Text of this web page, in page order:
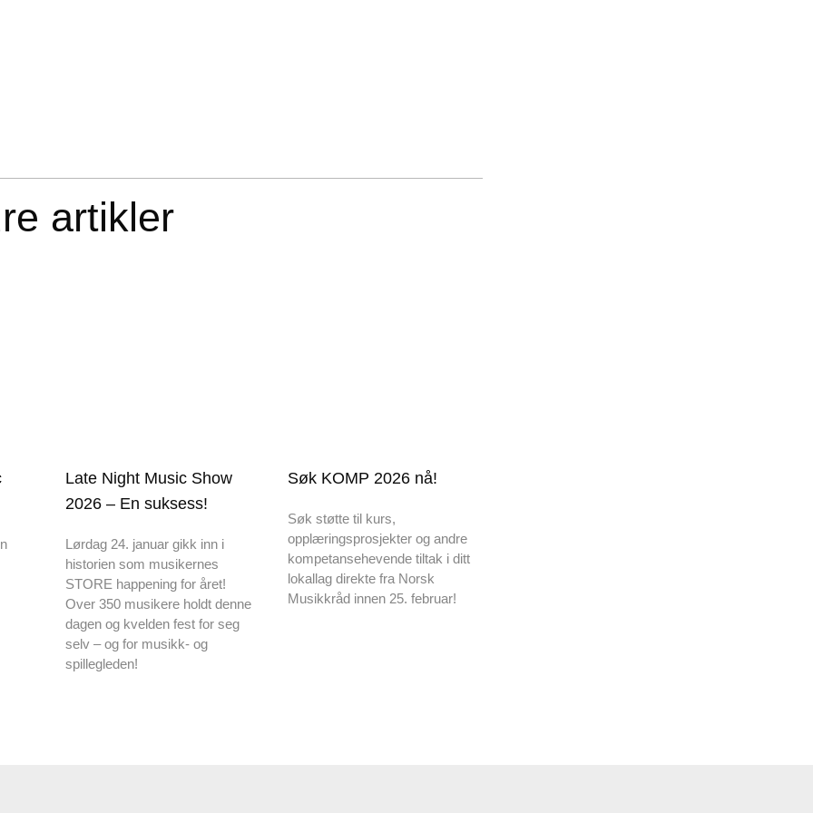
artikler
Late Night Music Show
2026 – En suksess!
Lørdag 24. januar gikk inn i
historien som musikernes
STORE happening for året!
Over 350 musikere holdt denne
dagen og kvelden fest for seg
selv – og for musikk- og
spillegleden!
Søk KOMP 2026 nå!
Søk støtte til kurs,
opplæringsprosjekter og andre
kompetansehevende tiltak i ditt
lokallag direkte fra Norsk
Musikkråd innen 25. februar!